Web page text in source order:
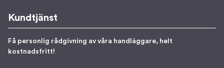
Kundtjänst
Få personlig rådgivning av våra handläggare, helt
kostnadsfritt!